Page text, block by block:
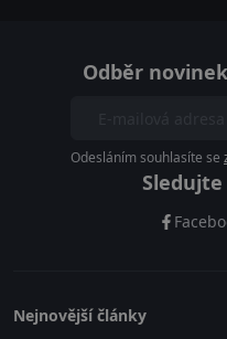
Odběr
Odesláním souhlasíte se
Nejnovější články